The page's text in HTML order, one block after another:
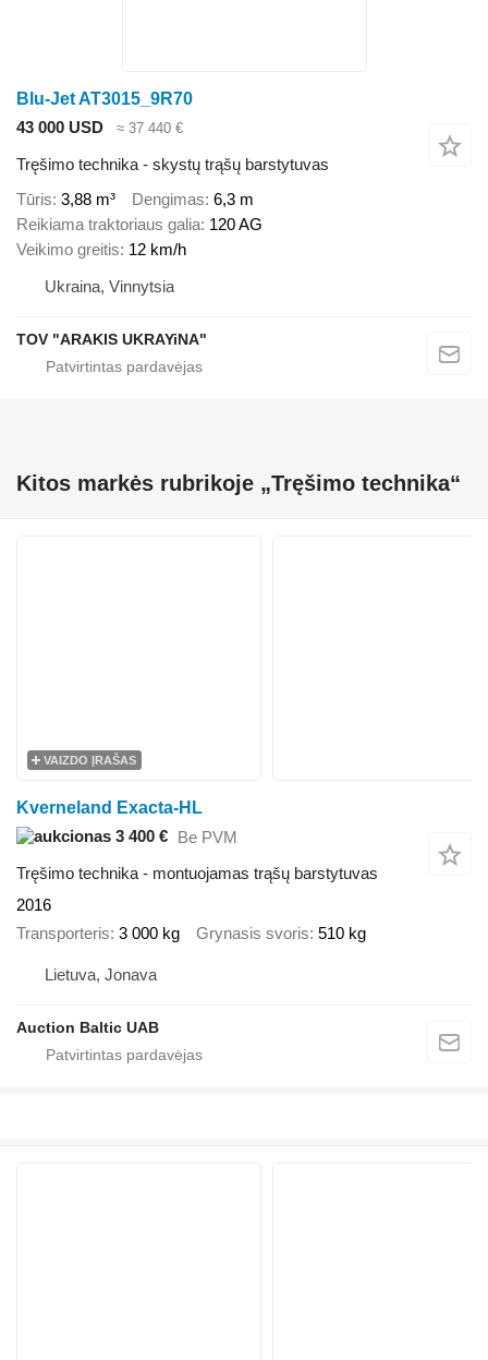
Blu-Jet AT3015_9R70
43 000 USD
≈ 37 440 €
Tręšimo technika - skystų trąšų barstytuvas
Tūris 3,88 m³ Dengimas 6,3 m
Reikiama traktoriaus galia 120 AG
Veikimo greitis 12 km/h
Ukraina, Vinnytsia
TOV "ARAKIS UKRAYiNA"
Kitos markės rubrikoje „Tręšimo technika“
VAIZDO ĮRAŠAS
Kverneland Exacta-HL
3 400 € Be PVM
Tręšimo technika - montuojamas trąšų barstytuvas
2016
Transporteris 3 000 kg Grynasis svoris 510 kg
Lietuva, Jonava
Auction Baltic UAB